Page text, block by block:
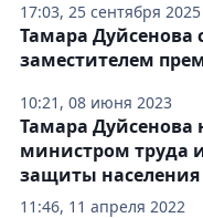
17:03, 25 сентября 2025
10:21, 08 июня 2023
Тамара Дуйсенова
заместителем
11:46, 11 апреля 2022
Тамара Дуйсенова
министром труда
защиты населения